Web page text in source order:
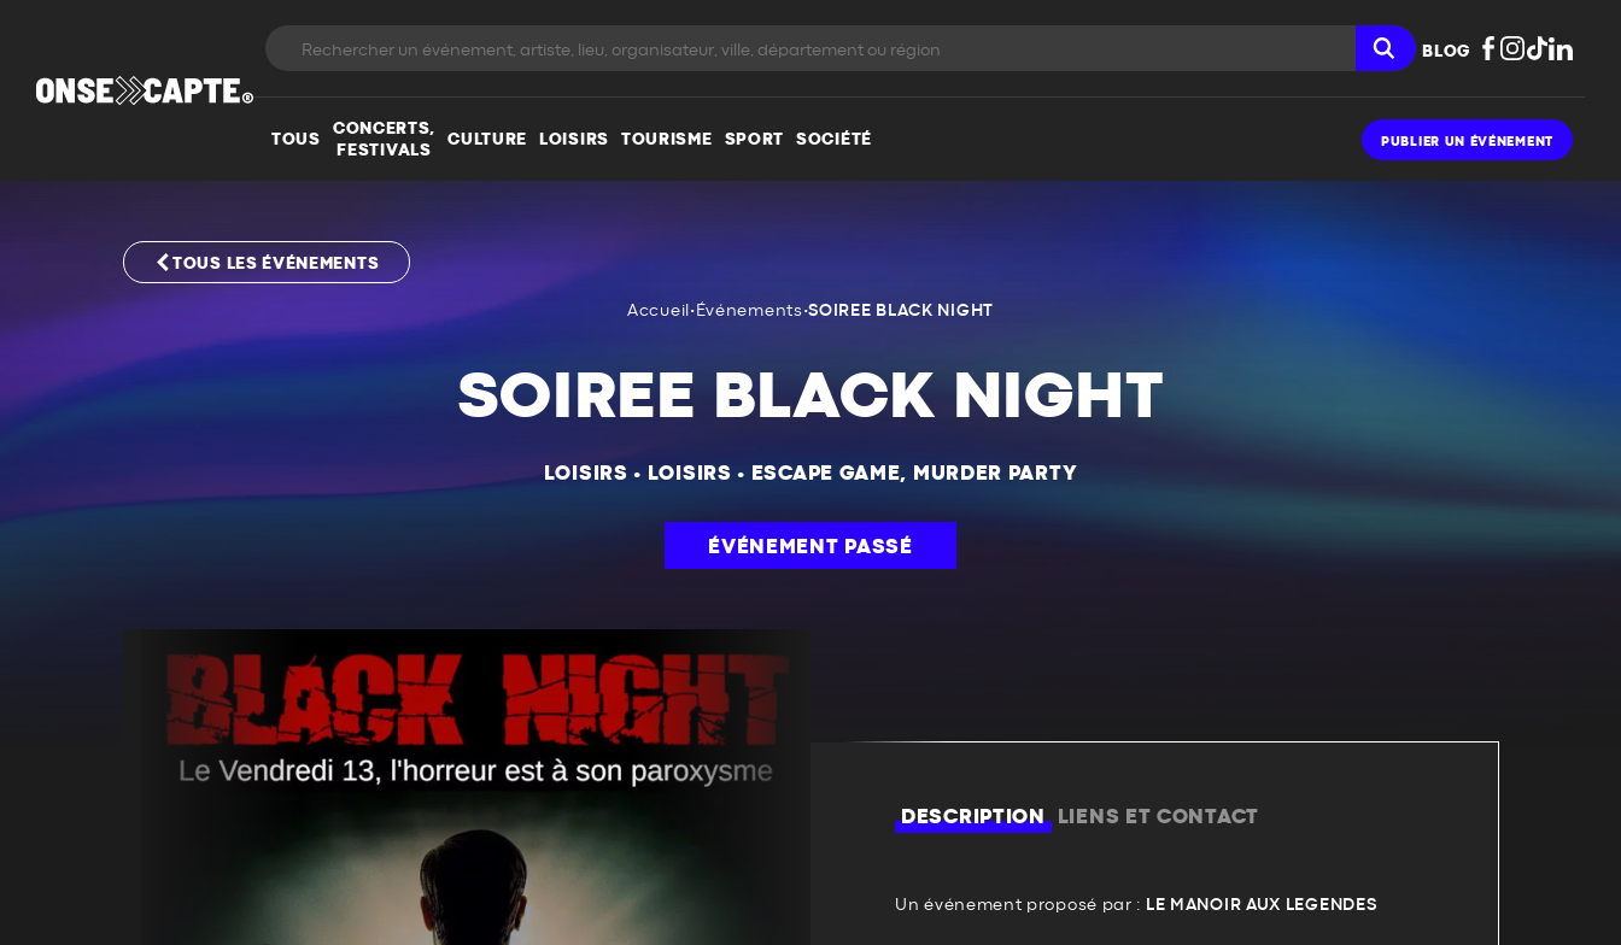
BLOG
TOUS
CONCERTS,
FESTIVALS
CULTURE LOISIRS TOURISME SPORT SOCIÉTÉ PUBLIER UN ÉVÉNEMENT
TOUS LES ÉVÉNEMENTS
Accueil • Événements•SOIREE BLACK NIGHT
SOIREE BLACK NIGHT
LOISIRS • LOISIRS • ESCAPE GAME, MURDER PARTY
ÉVÉNEMENT PASSÉ
DESCRIPTION LIENS ET CONTACT
Un événement proposé par : LE MANOIR AUX LEGENDES